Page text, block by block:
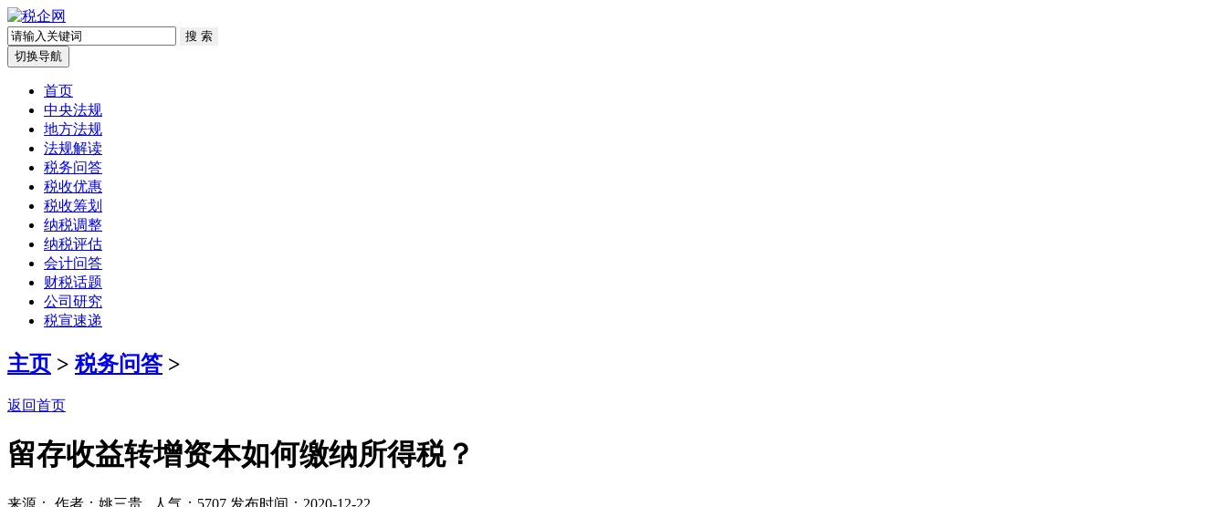
切换导航
首页
中央法规
地方法规
法规解读
税务问答
税收优惠
税收筹划
纳税调整
纳税评估
会计问答
财税话题
公司研究
税宣速递
主页 > 税务问答>
返回首页
留存收益转增资本如何缴纳所得税？
来源： 作者：姚三贵 人气： 5707 发布时间：2020-12-22